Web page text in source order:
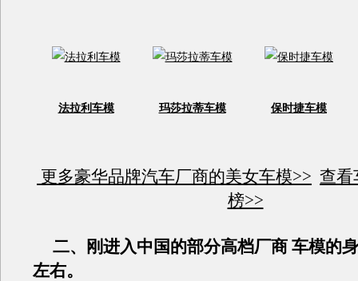
法拉利车模 玛莎拉蒂车模 保时捷车模
更多豪华品牌汽车厂商的美女车模>> 查看
榜>>
二、刚进入中国的部分高档厂商 车模的
左右。